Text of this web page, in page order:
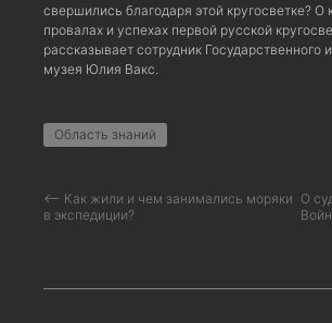
свершились благодаря этой кругосветке? О
провалах и успехах первой русской
рассказывает сотрудник Государственного
музея Юлия Вакс.
Область знаний
⟵ Как жили и чем занимались моряки
в экспедиции?
О